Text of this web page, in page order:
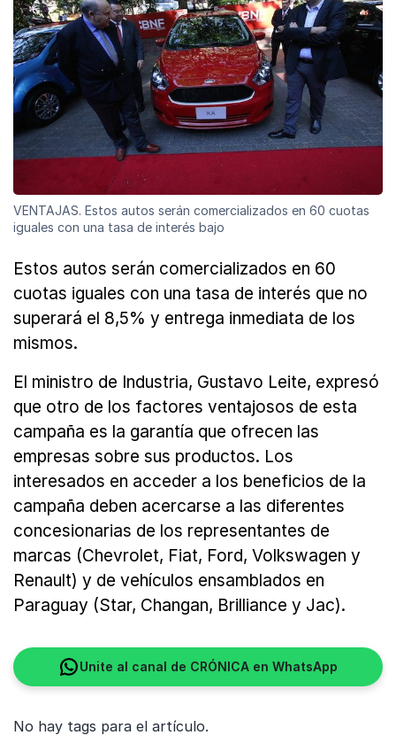
VENTAJAS. Estos autos serán comercializados en 60 cuotas
iguales con una tasa de interés bajo
Estos autos serán comercializados en 60
cuotas iguales con una tasa de interés que no
superará el 8,5% y entrega inmediata de los
mismos.
El ministro de Industria, Gustavo Leite, expresó
que otro de los factores ventajosos de esta
campaña es la garantía que ofrecen las
empresas sobre sus productos. Los
interesados en acceder a los beneficios de la
campaña deben acercarse a las diferentes
concesionarias de los representantes de
marcas (Chevrolet, Fiat, Ford, Volkswagen y
Renault) y de vehículos ensamblados en
Paraguay (Star, Changan, Brilliance y Jac).
Unite al canal de CRÓNICA en WhatsApp
No hay tags para el artículo.